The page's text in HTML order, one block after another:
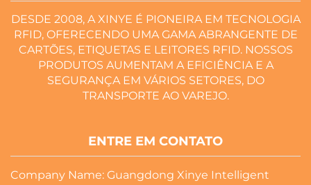
DESDE 2008, A XINYE É PIONEIRA EM TECNOLOGIA
RFID, OFERECENDO UMA GAMA ABRANGENTE DE
CARTÕES, ETIQUETAS E LEITORES RFID. NOSSOS
PRODUTOS AUMENTAM A EFICIÊNCIA E A
SEGURANÇA EM VÁRIOS SETORES, DO
TRANSPORTE AO VAREJO.
ENTRE EM CONTATO
Company Name: Guangdong Xinye Intelligent